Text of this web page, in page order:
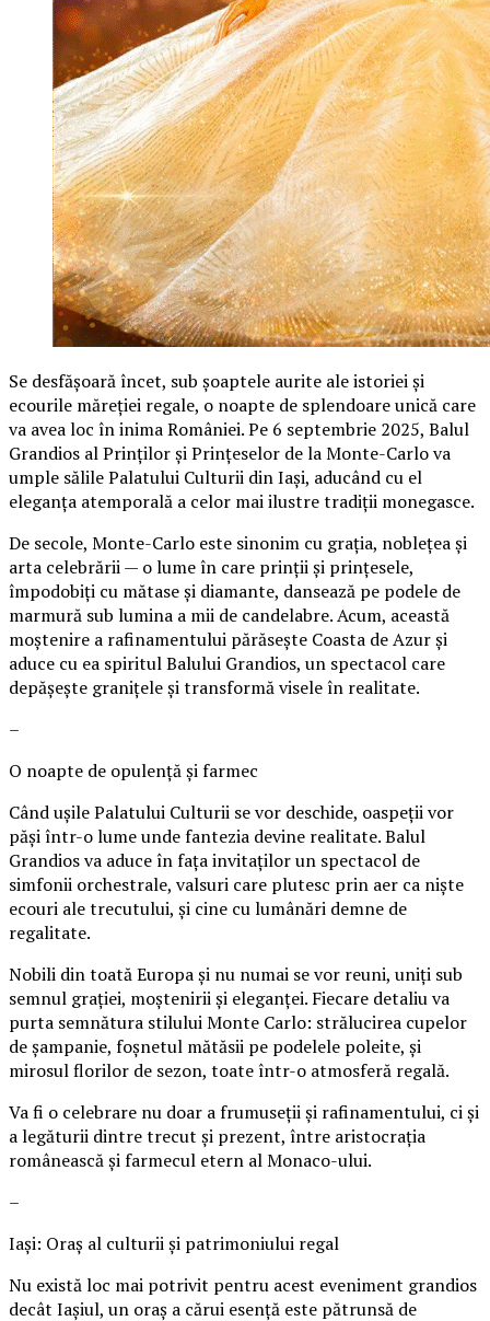
Se desfășoară încet, sub șoaptele aurite ale istoriei și
ecourile măreției regale, o noapte de splendoare unică care
va avea loc în inima României. Pe 6 septembrie 2025, Balul
Grandios al Prinților și Prințeselor de la Monte-Carlo va
umple sălile Palatului Culturii din Iași, aducând cu el
eleganța atemporală a celor mai ilustre tradiții monegasce.
De secole, Monte-Carlo este sinonim cu grația, noblețea și
arta celebrării — o lume în care prinții și prințesele,
împodobiți cu mătase și diamante, dansează pe podele de
marmură sub lumina a mii de candelabre. Acum, această
moștenire a rafinamentului părăsește Coasta de Azur și
aduce cu ea spiritul Balului Grandios, un spectacol care
depășește granițele și transformă visele în realitate.
–
O noapte de opulență și farmec
Când ușile Palatului Culturii se vor deschide, oaspeții vor
păși într-o lume unde fantezia devine realitate. Balul
Grandios va aduce în fața invitaților un spectacol de
simfonii orchestrale, valsuri care plutesc prin aer ca niște
ecouri ale trecutului, și cine cu lumânări demne de
regalitate.
Nobili din toată Europa și nu numai se vor reuni, uniți sub
semnul grației, moștenirii și eleganței. Fiecare detaliu va
purta semnătura stilului Monte Carlo: strălucirea cupelor
de șampanie, foșnetul mătăsii pe podelele poleite, și
mirosul florilor de sezon, toate într-o atmosferă regală.
Va fi o celebrare nu doar a frumuseții și rafinamentului, ci și
a legăturii dintre trecut și prezent, între aristocrația
românească și farmecul etern al Monaco-ului.
–
Iași: Oraș al culturii și patrimoniului regal
Nu există loc mai potrivit pentru acest eveniment grandios
decât Iașiul, un oraș a cărui esență este pătrunsă de